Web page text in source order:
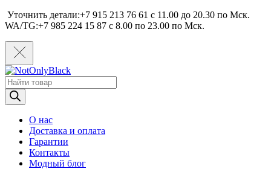
Уточнить детали:+7 915 213 76 61 c 11.00 до 20.30 по Мcк.
WA/TG:+7 985 224 15 87 c 8.00 по 23.00 по Мcк.
Поиск
товаров
О нас
Доставка и оплата
Гарантии
Контакты
Модный блог